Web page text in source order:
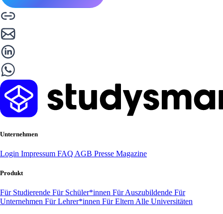
Unternehmen
Login Impressum FAQ AGB Presse Magazine
Produkt
Für Studierende Für Schüler*innen Für Auszubildende Für
Unternehmen Für Lehrer*innen Für Eltern Alle Universitäten